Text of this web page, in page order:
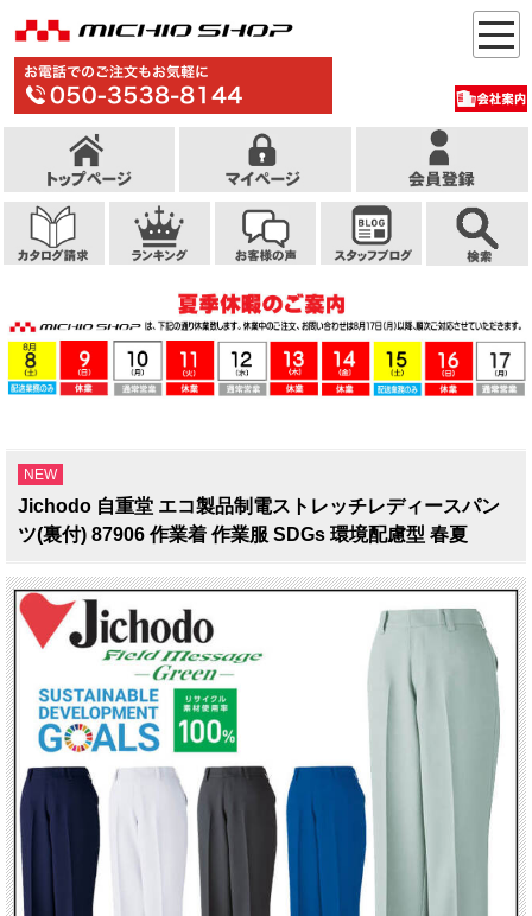
NEW
Jichodo 自重堂 エコ製品制電ストレッチレディースパン
ツ(裏付) 87906 作業着 作業服 SDGs 環境配慮型 春夏